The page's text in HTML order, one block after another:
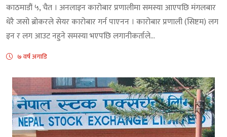
काठमाडौं ५, चैत । अनलाइन कारोबार प्रणालीमा समस्या आएपछि मंगलबार
धेरै जसो ब्रोकरले सेयर कारोबार गर्न पाएनन । कारोबार प्रणाली (सिष्टम) लग
इन र लग आउट नहुने समस्या भएपछि लगानीकर्ताले...
७ वर्ष अगाडि